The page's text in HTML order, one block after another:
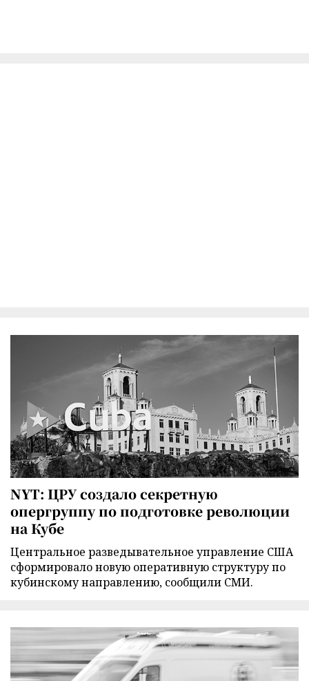
NYT: ЦРУ создало секретную
опергруппу по подготовке революции
на Кубе
Центральное разведывательное управление США
сформировало новую оперативную структуру по
кубинскому направлению, сообщили СМИ.